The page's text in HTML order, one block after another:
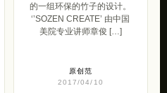
的一组环保的竹子的设计。
‘’SOZEN CREATE’ 由中国
美院专业讲师章俊 […]
原创范
2017/04/10